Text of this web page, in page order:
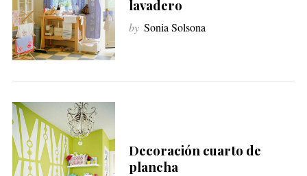
lavadero
by Sonia Solsona
Decoración cuarto de
plancha